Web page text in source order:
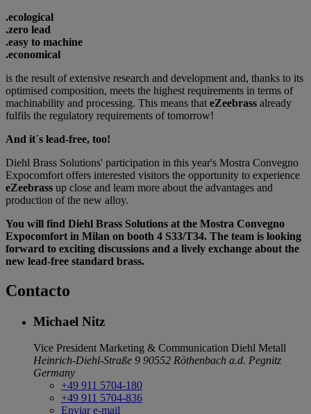
.ecological
.zero lead
.easy to machine
.economical
is the result of extensive research and development and, thanks to its
optimised composition, meets the highest requirements in terms of
machinability and processing. This means that eZeebrass already
fulfils the regulatory requirements of tomorrow!
And it´s lead-free, too!
Diehl Brass Solutions' participation in this year's Mostra Convegno
Expocomfort offers interested visitors the opportunity to experience
eZeebrass up close and learn more about the advantages and
production of the new alloy.
You will find Diehl Brass Solutions at the Mostra Convegno
Expocomfort in Milan on booth 4 S33/T34. The team is looking
forward to exciting discussions and a lively exchange about the
new lead-free standard brass.
Contacto
Michael Nitz
Vice President Marketing & Communication Diehl Metall
Heinrich-Diehl-Straße 9 90552 Röthenbach a.d. Pegnitz
Germany
+49 911 5704-180
+49 911 5704-836
Enviar e-mail